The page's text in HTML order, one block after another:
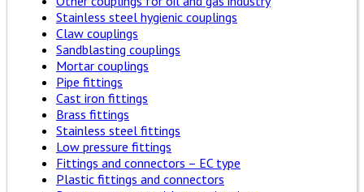
Stainless steel hygienic couplings
Claw couplings
Sandblasting couplings
Mortar couplings
Pipe fittings
Cast iron fittings
Brass fittings
Stainless steel fittings
Low pressure fittings
Fittings and connectors – EC type
Plastic fittings and connectors